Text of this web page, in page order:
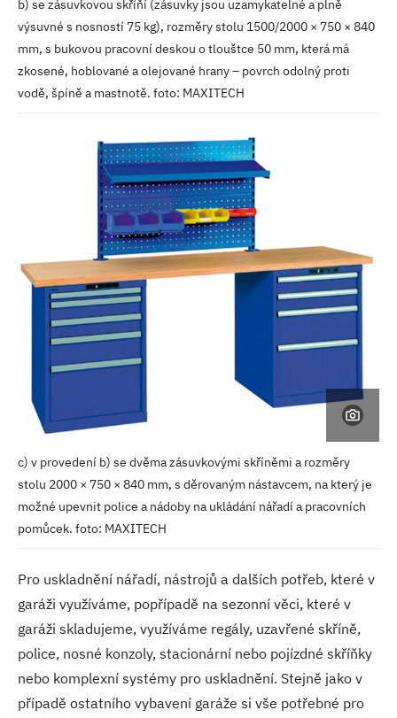
b) se zásuvkovou skříňí (zásuvky jsou uzamykatelné a plně
výsuvné s nosností 75 kg), rozměry stolu 1500/2000 × 750 × 840
mm, s bukovou pracovní deskou o tlouštce 50 mm, která má
zkosené, hoblované a olejované hrany – povrch odolný proti
vodě, špíně a mastnotě. foto: MAXITECH
c) v provedení b) se dvěma zásuvkovými skříněmi a rozměry
stolu 2000 × 750 × 840 mm, s děrovaným nástavcem, na který je
možné upevnit police a nádoby na ukládání nářadí a pracovních
pomůcek. foto: MAXITECH
Pro uskladnění nářadí, nástrojů a dalších potřeb, které v
garáži využíváme, popřípadě na sezonní věci, které v
garáži skladujeme, využíváme regály, uzavřené skříně,
police, nosné konzoly, stacionární nebo pojízdné skříňky
nebo komplexní systémy pro uskladnění. Stejně jako v
případě ostatního vybavení garáže si vše potřebné pro